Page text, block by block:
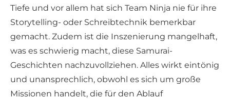
Tiefe und vor allem hat sich Team Ninja nie für ihre
Storytelling- oder Schreibtechnik bemerkbar
gemacht. Zudem ist die Inszenierung mangelhaft,
was es schwierig macht, diese Samurai-
Geschichten nachzuvollziehen. Alles wirkt eintönig
und unansprechlich, obwohl es sich um große
Missionen handelt, die für den Ablauf